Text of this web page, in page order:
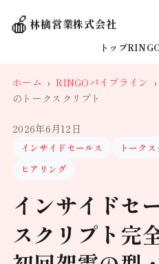
🍎林檎営業株式会社
トップ
ホーム › RINGOパイプライン ›
のトークスクリプト
2026年6月12日
インサイドセールス トーク
ヒアリング
インサイドセ
スクリプト完